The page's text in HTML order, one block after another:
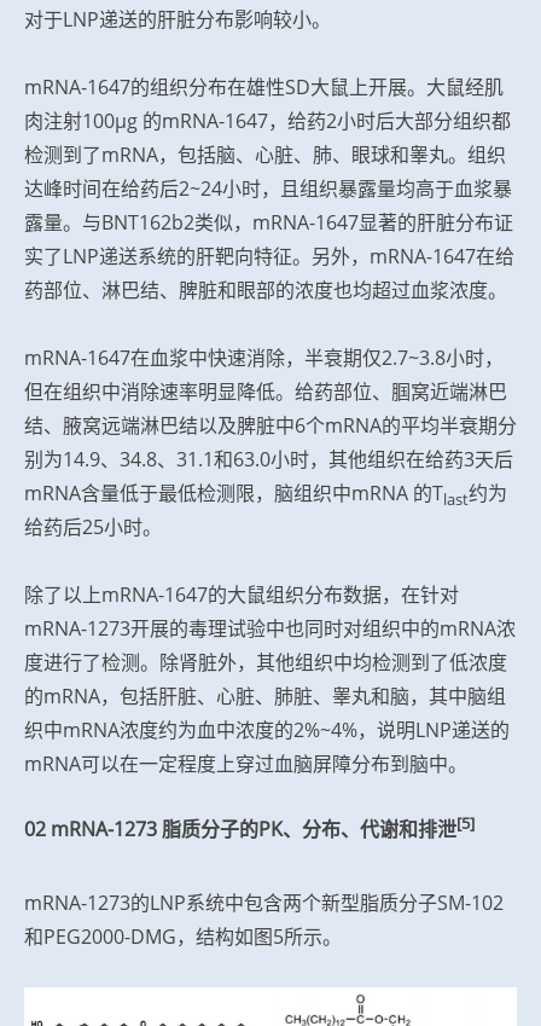
对于LNP递送的肝脏分布影响较小。
mRNA-1647的组织分布在雄性SD大鼠上开展。大鼠经肌
肉注射100μg 的mRNA-1647，给药2小时后大部分组织都
检测到了mRNA，包括脑、心脏、肺、眼球和睾丸。组织
达峰时间在给药后2~24小时，且组织暴露量均高于血浆暴
露量。与BNT162b2类似，mRNA-1647显著的肝脏分布证
实了LNP递送系统的肝靶向特征。另外，mRNA-1647在给
药部位、淋巴结、脾脏和眼部的浓度也均超过血浆浓度。
mRNA-1647在血浆中快速消除，半衰期仅2.7~3.8小时，
但在组织中消除速率明显降低。给药部位、腘窝近端淋巴
结、腋窝远端淋巴结以及脾脏中6个mRNA的平均半衰期分
别为14.9、34.8、31.1和63.0小时，其他组织在给药3天后
mRNA含量低于最低检测限，脑组织中mRNA 的Tlast约为
给药后25小时。
除了以上mRNA-1647的大鼠组织分布数据，在针对
mRNA-1273开展的毒理试验中也同时对组织中的mRNA浓
度进行了检测。除肾脏外，其他组织中均检测到了低浓度
的mRNA，包括肝脏、心脏、肺脏、睾丸和脑，其中脑组
织中mRNA浓度约为血中浓度的2%~4%，说明LNP递送的
mRNA可以在一定程度上穿过血脑屏障分布到脑中。
02 mRNA-1273 脂质分子的PK、分布、代谢和排泄[5]
mRNA-1273的LNP系统中包含两个新型脂质分子SM-102
和PEG2000-DMG，结构如图5所示。